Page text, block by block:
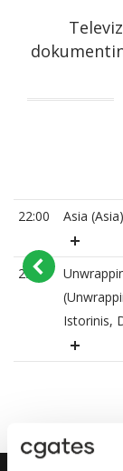
22:00 Asia
23:15
Istorinis,